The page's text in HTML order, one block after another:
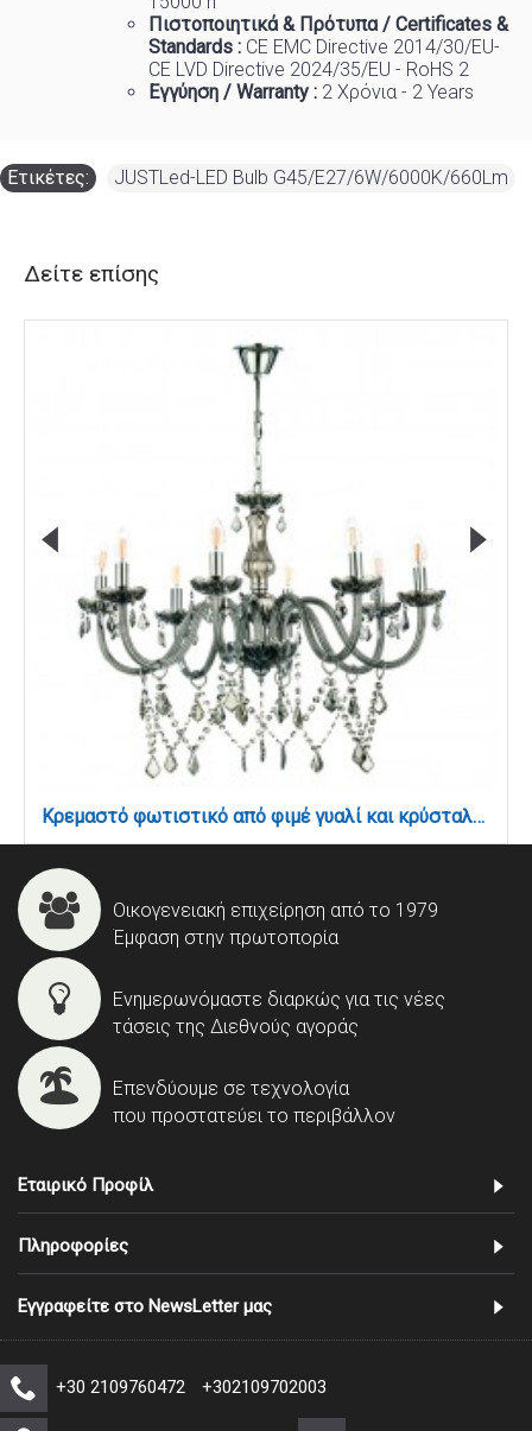
Πιστοποιητικά & Πρότυπα / Certificates &
Standards : CE EMC Directive 2014/30/EU-
CE LVD Directive 2024/35/EU - RoHS 2
Εγγύηση / Warranty : 2 Χρόνια - 2 Years
Ετικέτες: JUSTLed-LED Bulb G45/E27/6W/6000K/660Lm
Δείτε επίσης
Κρεμαστό φωτιστικό από φιμέ γυαλί και κρύσταλλα 8XE14 D:75cm (5314-8-FIME)
Οικογενειακή επιχείρηση από το 1979
Έμφαση στην πρωτοπορία
Ενημερωνόμαστε διαρκώς για τις νέες
τάσεις της Διεθνούς αγοράς
Επενδύουμε σε τεχνολογία
που προστατεύει το περιβάλλον
Εταιρικό Προφίλ
Πληροφορίες
Εγγραφείτε στο NewsLetter μας
+30 2109760472 +302109702003